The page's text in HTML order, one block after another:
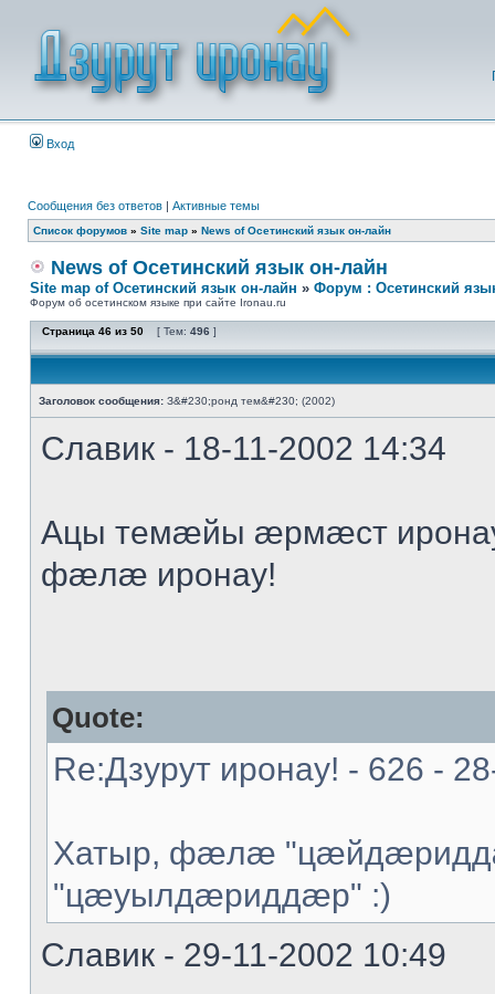
Вход
Сообщения без ответов | Активные темы
Список форумов » Site map » News of Осетинский язык он-лайн
News of Осетинский язык он-лайн
Site map of Осетинский язык он-лайн » Форум : Осетинский
Форум об осетинском языке при сайте Ironau.ru
Страница 46 из 50 [ Тем: 496 ]
Заголовок сообщения: З&#230;ронд тем&#230; (2002)
Славик - 18-11-2002 14:34
Ацы темæйы æрмæст
фæлæ иронау!
Quote:
Re:Дзурут иронау! - 626 -
Хатыр, фæлæ
"цæуылдæриддæр" :)
Славик - 29-11-2002 10:49